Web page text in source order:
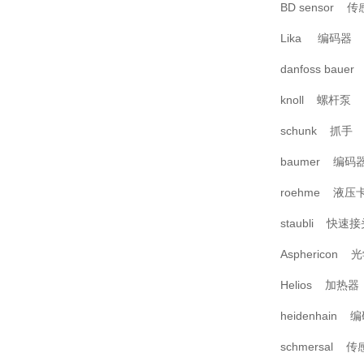
BD sensor 传
Lika 编码器
danfoss bauer
knoll 螺杆泵
schunk 抓手
baumer 编码
roehme 液压
staubli 快速接
Asphericon 光
Helios 加热器
heidenhain 编
schmersal 传